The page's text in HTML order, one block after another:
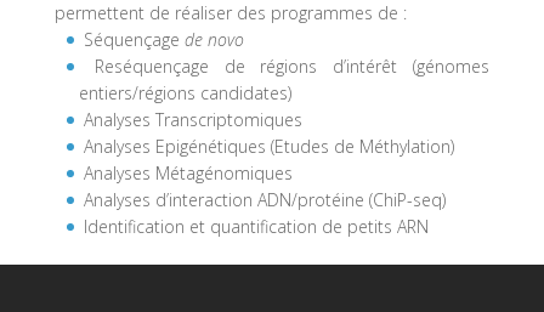
permettent de réaliser des programmes de :
Séquençage de novo
Reséquençage de régions d’intérêt (génomes
entiers/régions candidates)
Analyses Transcriptomiques
Analyses Epigénétiques (Etudes de Méthylation)
Analyses Métagénomiques
Analyses d’interaction ADN/protéine (ChiP-seq)
Identification et quantification de petits ARN